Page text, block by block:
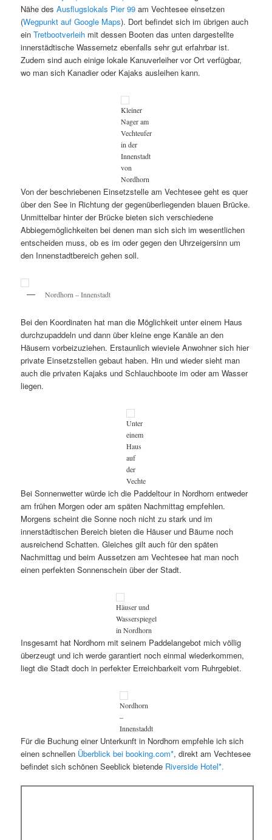
Nähe desAusflugslokals Pier 99 am Vechtesee einsetzen
(Wegpunkt auf Google Maps). Dort befindet sich im übrigen auch
einTretbootverleih mit dessen Booten das unten dargestellte
innerstädtische Wassernetz ebenfalls sehr gut erfahrbar ist.
Zudem sind auch einige lokale Kanuverleiher vor Ort verfügbar,
wo man sich Kanadier oder Kajaks ausleihen kann.
Kleiner
Nager am
Vechteufer
in der
Innenstadt
von
Nordhorn
Von der beschriebenen Einsetzstelle am Vechtesee geht es quer
über den See in Richtung der gegenüberliegenden blauen Brücke.
Unmittelbar hinter der Brücke bieten sich verschiedene
Abbiegemöglichkeiten bei denen man sich sich im wesentlichen
entscheiden muss, ob es im oder gegen den Uhrzeigersinn um
den Innenstadtbereich gehen soll.
Nordhorn – Innenstadt
Bei den Koordinaten hat man die Möglichkeit unter einem Haus
durchzupaddeln und dann über kleine enge Kanäle an den
Häusern vorbeizuziehen. Erstaunlich wieviele Anwohner sich hier
private Einsetzstellen gebaut haben. Hin und wieder sieht man
auch die privaten Kajaks und Schlauchboote im oder am Wasser
liegen.
Unter
einem
Haus
auf
der
Vechte
Bei Sonnenwetter würde ich die Paddeltour in Nordhorn entweder
am frühen Morgen oder am späten Nachmittag empfehlen.
Morgens scheint die Sonne noch nicht zu stark und im
innerstädtischen Bereich bieten die Häuser und Bäume noch
ausreichend Schatten. Gleiches gilt auch für den späten
Nachmittag und beim Aussetzen am Vechtesee hat man noch
einen perfekten Sonnenschein über der Stadt.
Häuser und
Wasserspiegel
in Nordhorn
Insgesamt hat Nordhorn mit seinem Paddelangebot mich völlig
überzeugt und ich werde garantiert noch einmal wiederkommen,
liegt die Stadt doch in perfekter Erreichbarkeit vom Ruhrgebiet.
Nordhorn
–
Innenstaddt
Für die Buchung einer Unterkunft in Nordhorn empfehle ich sich
einen schnellen Überblick bei booking.com*, direkt am Vechtesee
befindet sich schönen Seeblick bietende Riverside Hotel*.